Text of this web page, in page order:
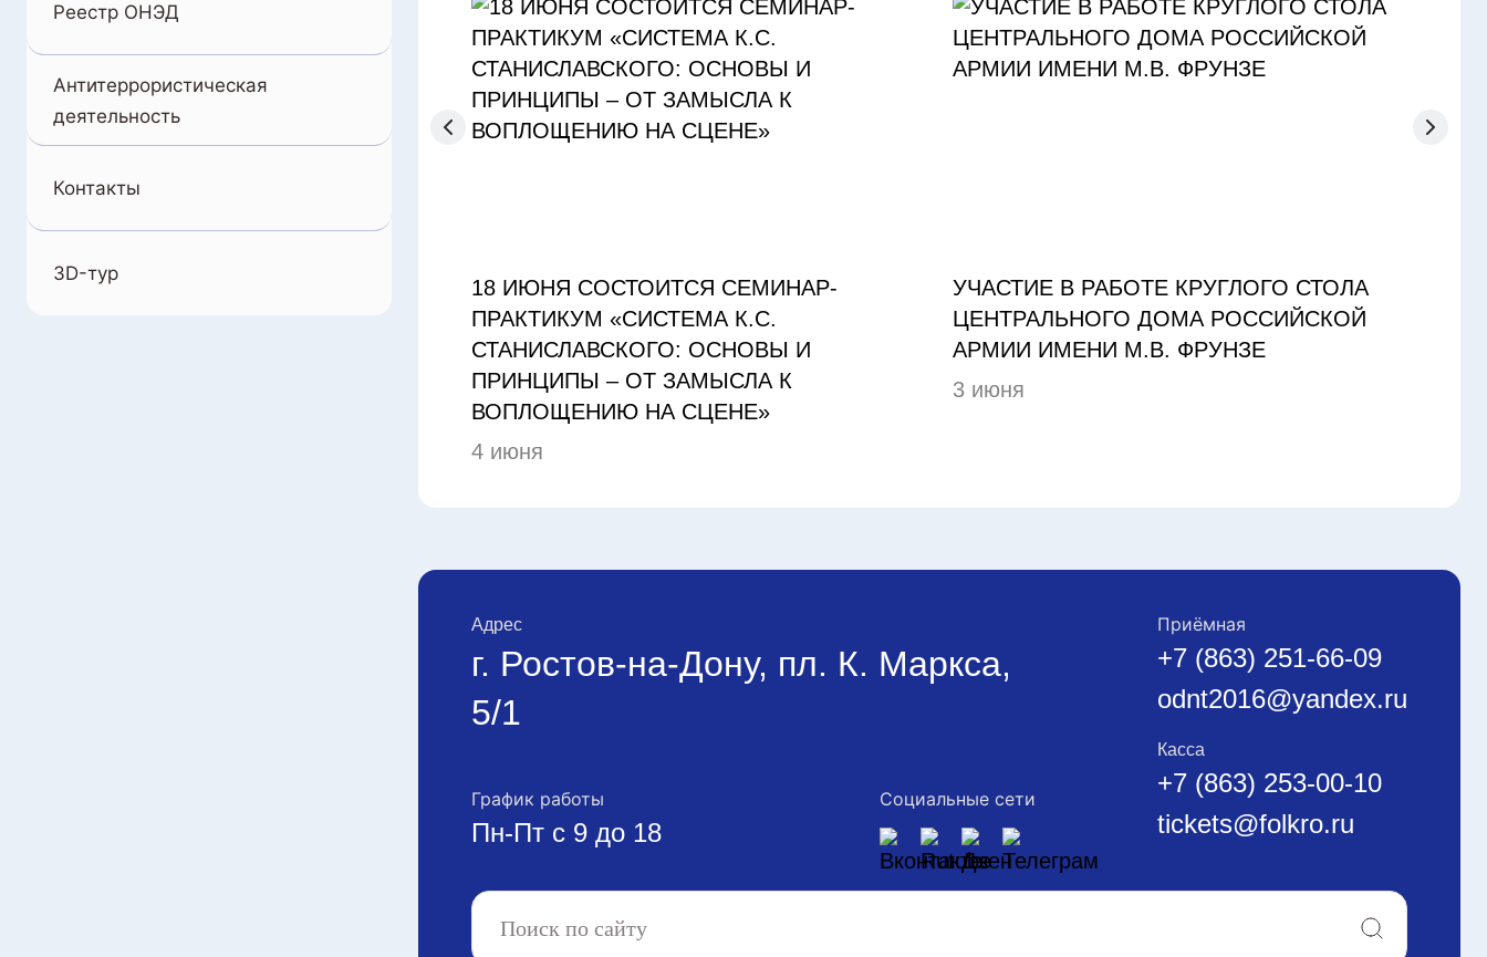
Реестр ОНЭД
Антитеррористическая
деятельность
Контакты
3D-тур
18 ИЮНЯ СОСТОИТСЯ СЕМИНАР-
ПРАКТИКУМ «СИСТЕМА К.С.
СТАНИСЛАВСКОГО: ОСНОВЫ И
ПРИНЦИПЫ – ОТ ЗАМЫСЛА К
ВОПЛОЩЕНИЮ НА СЦЕНЕ»
4 июня
УЧАСТИЕ В РАБОТЕ КРУГЛОГО СТОЛА
ЦЕНТРАЛЬНОГО ДОМА РОССИЙСКОЙ
АРМИИ ИМЕНИ М.В. ФРУНЗЕ
3 июня
Адрес
г. Ростов-на-Дону, пл. К. Маркса,
5/1
График работы
Пн-Пт с 9 до 18
Социальные сети
Приёмная
+7 (863) 251-66-09
odnt2016@yandex.ru
Касса
+7 (863) 253-00-10
tickets@folkro.ru